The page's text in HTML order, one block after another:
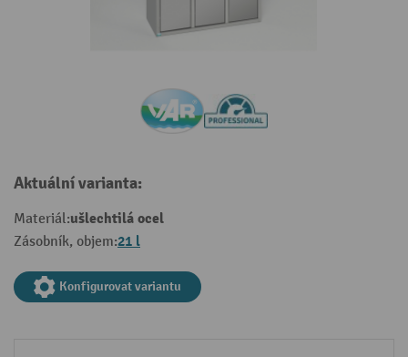
Aktuální varianta:
Materiál:ušlechtilá ocel
Zásobník, objem:21 l
Konfigurovat variantu